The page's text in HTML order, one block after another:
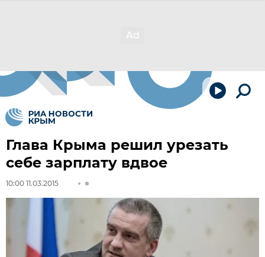
Глава Крыма решил урезать
себе зарплату вдвое
10:00 11.03.2015